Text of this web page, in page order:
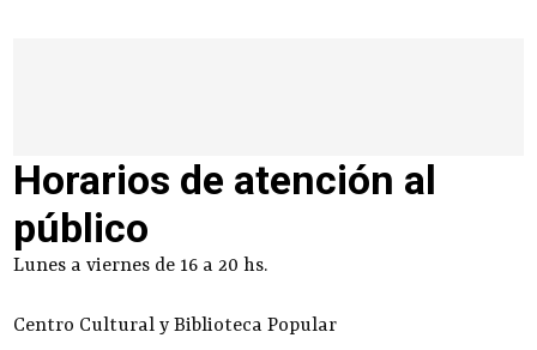
Horarios de atención al
público
Lunes a viernes de 16 a 20 hs.
Centro Cultural y Biblioteca Popular